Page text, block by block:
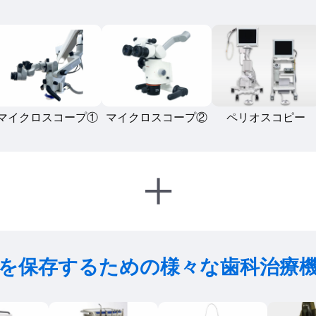
イクロスコープ① マイクロスコープ② ペリオスコピー
+
保存するための様々な歯科治療